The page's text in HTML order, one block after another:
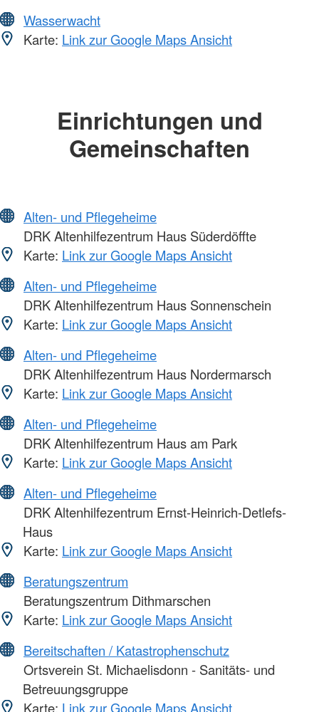
Wasserwacht
Karte: Link zur Google Maps Ansicht
Einrichtungen und
Gemeinschaften
Alten- und Pflegeheime
DRK Altenhilfezentrum Haus Süderdöffte
Karte: Link zur Google Maps Ansicht
Alten- und Pflegeheime
DRK Altenhilfezentrum Haus Sonnenschein
Karte: Link zur Google Maps Ansicht
Alten- und Pflegeheime
DRK Altenhilfezentrum Haus Nordermarsch
Karte: Link zur Google Maps Ansicht
Alten- und Pflegeheime
DRK Altenhilfezentrum Haus am Park
Karte: Link zur Google Maps Ansicht
Alten- und Pflegeheime
DRK Altenhilfezentrum Ernst-Heinrich-Detlefs-
Haus
Karte: Link zur Google Maps Ansicht
Beratungszentrum
Beratungszentrum Dithmarschen
Karte: Link zur Google Maps Ansicht
Bereitschaften / Katastrophenschutz
Ortsverein St. Michaelisdonn - Sanitäts- und
Betreuungsgruppe
Karte: Link zur Google Maps Ansicht